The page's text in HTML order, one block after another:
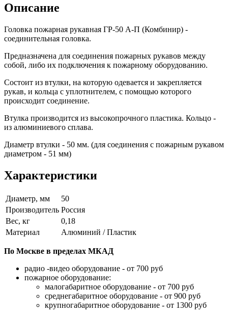
Описание
Головка пожарная рукавная ГР-50 А-П (Комбинир) -
соединительная головка.
Предназначена для соединения пожарных рукавов между
собой, либо их подключения к пожарному оборудованию.
Состоит из втулки, на которую одевается и закрепляется
рукав, и кольца с уплотнителем, с помощью которого
происходит соединение.
Втулка производится из высокопрочного пластика. Кольцо -
из алюминиевого сплава.
Диаметр втулки - 50 мм. (для соединения с пожарным рукавом
диаметром - 51 мм)
Характеристики
Диаметр, мм
50
Производитель Россия
Вес, кг
0,18
Материал
Алюминий / Пластик
По Москве в пределах МКАД
радио -видео оборудование - от 700 руб
пожарное оборудование:
малогабаритное оборудование - от 700 руб
среднегабаритное оборудование - от 900 руб
крупногабаритное оборудование - от 1300 руб